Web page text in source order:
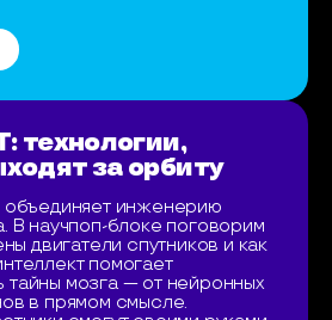
технологии,
за орбиту
объединяет инженерию
В научпоп-блоке поговорим
двигатели спутников и как
помогает
тайны мозга — от нейронных
в прямом смысле.